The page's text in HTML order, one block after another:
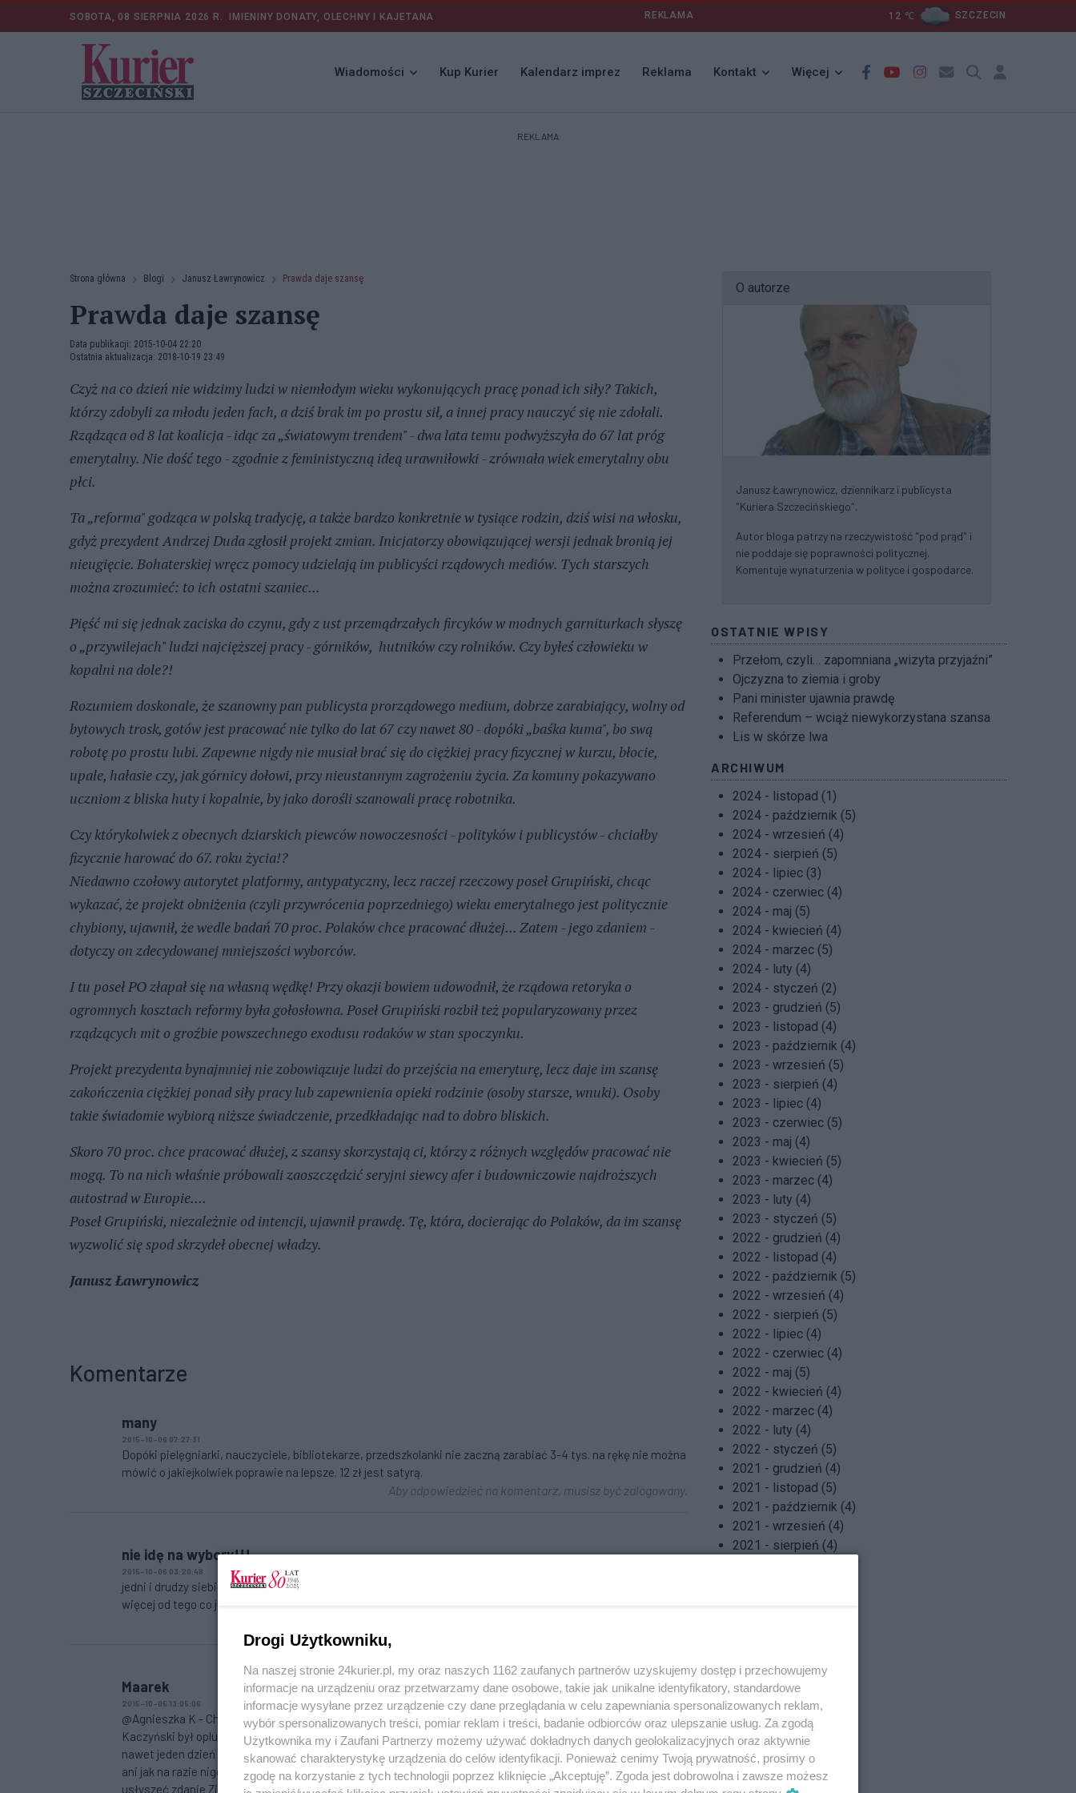
SOBOTA, 08 SIERPNIA 2026 R. IMIENINY DONATY, OLECHNY I KAJETANA REKLAMA 12 ℃ SZCZECIN
Wiadomości Kup Kurier Kalendarz imprez Reklama Kontakt Więcej
REKLAMA
Strona główna Blogi Janusz Ławrynowicz Prawda daje szansę
Prawda daje szansę
Data publikacji: 2015-10-04 22:20
Ostatnia aktualizacja: 2018-10-19 23:49
Czyż na co dzień nie widzimy ludzi w niemłodym wieku wykonujących pracę ponad ich siły? Takich,
którzy zdobyli za młodu jeden fach, a dziś brak im po prostu sił, a innej pracy nauczyć się nie zdołali.
Rządząca od 8 lat koalicja - idąc za „światowym trendem" - dwa lata temu podwyższyła do 67 lat próg
emerytalny. Nie dość tego - zgodnie z feministyczną ideą urawniłowki - zrównała wiek emerytalny obu
płci.
Ta „reforma" godząca w polską tradycję, a także bardzo konkretnie w tysiące rodzin, dziś wisi na włosku,
gdyż prezydent Andrzej Duda zgłosił projekt zmian. Inicjatorzy obowiązującej wersji jednak bronią jej
nieugięcie. Bohaterskiej wręcz pomocy udzielają im publicyści rządowych mediów. Tych starszych
można zrozumieć: to ich ostatni szaniec...
Pięść mi się jednak zaciska do czynu, gdy z ust przemądrzałych fircyków w modnych garniturkach słyszę
o „przywilejach" ludzi najcięższej pracy - górników, hutników czy rolników. Czy byłeś człowieku w
kopalni na dole?!
Rozumiem doskonale, że szanowny pan publicysta prorządowego medium, dobrze zarabiający, wolny od
bytowych trosk, gotów jest pracować nie tylko do lat 67 czy nawet 80 - dopóki „baśka kuma", bo swą
robotę po prostu lubi. Zapewne nigdy nie musiał brać się do ciężkiej pracy fizycznej w kurzu, błocie,
upale, hałasie czy, jak górnicy dołowi, przy nieustannym zagrożeniu życia. Za komuny pokazywano
uczniom z bliska huty i kopalnie, by jako dorośli szanowali pracę robotnika.
Czy którykolwiek z obecnych dziarskich piewców nowoczesności - polityków i publicystów - chciałby
fizycznie harować do 67. roku życia!?
Niedawno czołowy autorytet platformy, antypatyczny, lecz raczej rzeczowy poseł Grupiński, chcąc
wykazać, że projekt obniżenia (czyli przywrócenia poprzedniego) wieku emerytalnego jest politycznie
chybiony, ujawnił, że wedle badań 70 proc. Polaków chce pracować dłużej... Zatem - jego zdaniem -
dotyczy on zdecydowanej mniejszości wyborców.
I tu poseł PO złapał się na własną wędkę! Przy okazji bowiem udowodnił, że rządowa retoryka o
ogromnych kosztach reformy była gołosłowna. Poseł Grupiński rozbił też popularyzowany przez
rządzących mit o groźbie powszechnego exodusu rodaków w stan spoczynku.
Projekt prezydenta bynajmniej nie zobowiązuje ludzi do przejścia na emeryturę, lecz daje im szansę
zakończenia ciężkiej ponad siły pracy lub zapewnienia opieki rodzinie (osoby starsze, wnuki). Osoby
takie świadomie wybiorą niższe świadczenie, przedkładając nad to dobro bliskich.
Skoro 70 proc. chce pracować dłużej, z szansy skorzystają ci, którzy z różnych względów pracować nie
mogą. To na nich właśnie próbowali zaoszczędzić seryjni siewcy afer i budowniczowie najdroższych
autostrad w Europie....
Poseł Grupiński, niezależnie od intencji, ujawnił prawdę. Tę, która, docierając do Polaków, da im szansę
wyzwolić się spod skrzydeł obecnej władzy.
Janusz Ławrynowicz
Komentarze
many
2015-10-06 07:27:31
Dopóki pielęgniarki, nauczyciele, bibliotekarze, przedszkolanki nie zaczną zarabiać 3-4 tys. na rękę nie można
mówić o jakiejkolwiek poprawie na lepsze. 12 zł jest satyrą.
Aby odpowiedzieć na komentarz, musisz być zalogowany.
nie idę na wybory!!!
2015-10-06 03:20:48
jedni i drudzy siebie warci czyli szanowne jaśniepaństwo z PO i PiS proponuje stawkę godzinową 12 zł, 170 zł
więcej od tego co jest teraz. Można powiedzieć 25 lat wyzysku pracownika w środku cywilizowanego świata
Maarek
2015-10-05 13:05:06
@Agnieszka K - Chyba słabo się starali ci medialni PiSlamici, którzy opanowali publiczne media skoro Lech
Kaczyński był opluwany na każdym kroku w propagandzie od pierwszego do ostatniego dnia prezydentury, a
nawet jeden dzień później. Takiego wylewu jadu nie było nigdy wcześniej w stosunku do żadnego prezydenta,
ani jak na razie nigdy potem, choć próbują Dudę flekować. Osobiście nie miałem żadnego problemu, żeby
usłyszeć zdanie Ziobry, o którym Pani wspomina, wtedy, kiedy było ono wypowiedziane. Nie wiem jak rozumie
O autorze
Janusz Ławrynowicz, dziennikarz i publicysta
"Kuriera Szczecińskiego".
Autor bloga patrzy na rzeczywistość "pod prąd" i
nie poddaje się poprawności politycznej.
Komentuje wynaturzenia w polityce i gospodarce.
OSTATNIE WPISY
Przełom, czyli… zapomniana „wizyta przyjaźni”
Ojczyzna to ziemia i groby
Pani minister ujawnia prawdę
Referendum – wciąż niewykorzystana szansa
Lis w skórze lwa
ARCHIWUM
2024 - listopad (1)
2024 - październik (5)
2024 - wrzesień (4)
2024 - sierpień (5)
2024 - lipiec (3)
2024 - czerwiec (4)
2024 - maj (5)
2024 - kwiecień (4)
2024 - marzec (5)
2024 - luty (4)
2024 - styczeń (2)
2023 - grudzień (5)
2023 - listopad (4)
2023 - październik (4)
2023 - wrzesień (5)
2023 - sierpień (4)
2023 - lipiec (4)
2023 - czerwiec (5)
2023 - maj (4)
2023 - kwiecień (5)
2023 - marzec (4)
2023 - luty (4)
2023 - styczeń (5)
2022 - grudzień (4)
2022 - listopad (4)
2022 - październik (5)
2022 - wrzesień (4)
2022 - sierpień (5)
2022 - lipiec (4)
2022 - czerwiec (4)
2022 - maj (5)
2022 - kwiecień (4)
2022 - marzec (4)
2022 - luty (4)
2022 - styczeń (5)
2021 - grudzień (4)
2021 - listopad (5)
2021 - październik (4)
2021 - wrzesień (4)
2021 - sierpień (4)
2021 - styczeń (5)
Drogi Użytkowniku,
Na naszej stronie 24kurier.pl, my oraz naszych 1162 zaufanych partnerów uzyskujemy dostęp i przechowujemy
informacje na urządzeniu oraz przetwarzamy dane osobowe, takie jak unikalne identyfikatory, standardowe
informacje wysyłane przez urządzenie czy dane przeglądania w celu zapewniania spersonalizowanych reklam,
wybór spersonalizowanych treści, pomiar reklam i treści, badanie odbiorców oraz ulepszanie usług. Za zgodą
Użytkownika my i Zaufani Partnerzy możemy używać dokładnych danych geolokalizacyjnych oraz aktywnie
skanować charakterystykę urządzenia do celów identyfikacji. Ponieważ cenimy Twoją prywatność, prosimy o
zgodę na korzystanie z tych technologii poprzez kliknięcie „Akceptuję”. Zgoda jest dobrowolna i zawsze możesz